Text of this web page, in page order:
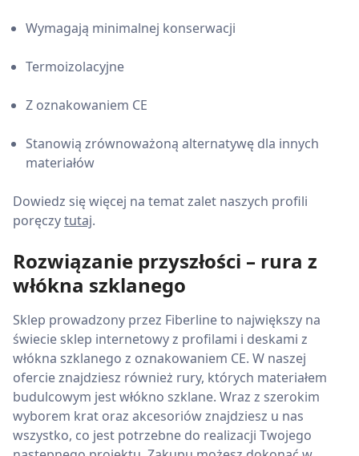
Wymagają minimalnej konserwacji
Termoizolacyjne
Z oznakowaniem CE
Stanowią zrównoważoną alternatywę dla innych
materiałów
Dowiedz się więcej na temat zalet naszych profili
poręczytutaj.
Rozwiązanie przyszłości – rura z
włókna szklanego
Sklep prowadzony przez Fiberline to największy na
świecie sklep internetowy z profilami i deskami z
włókna szklanego z oznakowaniem CE. W naszej
ofercie znajdziesz również rury, których materiałem
budulcowym jest włókno szklane. Wraz z szerokim
wyborem krat oraz akcesoriów znajdziesz u nas
wszystko, co jest potrzebne do realizacji Twojego